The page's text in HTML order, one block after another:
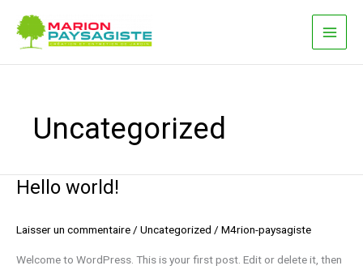
contenu
Uncategorized
Hello world!
Laisser un commentaire / Uncategorized / M4rion-paysagiste
Welcome to WordPress. This is your first post. Edit or delete it, then
Hello